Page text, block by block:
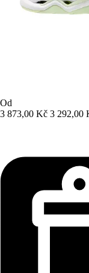
Od
3 873,00 Kč 3 292,00